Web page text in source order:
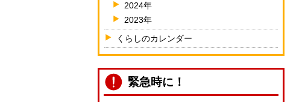
2024年
2023年
くらしのカレンダー
緊急時に！